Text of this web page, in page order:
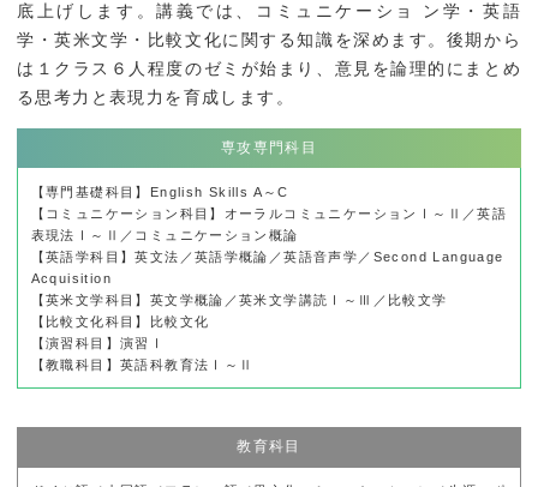
底上げします。講義では、コミュニケーショ ン学・英語
学・英米文学・比較文化に関する知識を深めます。後期から
は１クラス６人程度のゼミが始まり、意見を論理的にまとめ
る思考力と表現力を育成します。
専攻専門科目
【専門基礎科目】English Skills A～C
【コミュニケーション科目】オーラルコミュニケーションⅠ～Ⅱ／英語
表現法Ⅰ～Ⅱ／コミュニケーション概論
【英語学科目】英文法／英語学概論／英語音声学／Second Language
Acquisition
【英米文学科目】英文学概論／英米文学講読Ⅰ～Ⅲ／比較文学
【比較文化科目】比較文化
【演習科目】演習Ⅰ
【教職科目】英語科教育法Ⅰ～Ⅱ
教育科目